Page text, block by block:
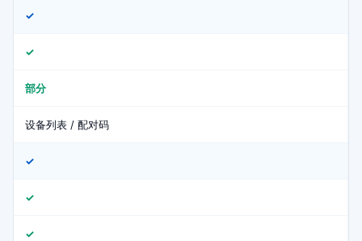
✓
✓
部分
设备列表 / 配对码
✓
✓
✓